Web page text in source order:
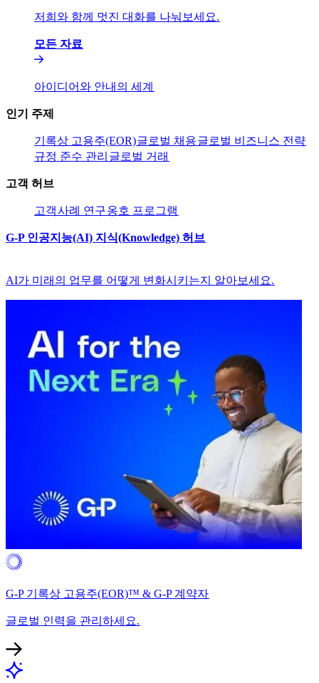
저희와 함께 멋진 대화를 나눠보세요.​​
모든 자료​​
아이디어와 안내의 세계​​
인기 주제​​
기록상 고용주(EOR)​​글로벌 채용​​글로벌 비즈니스 전략​​
규정 준수 관리​​ 글로벌 거래​​
고객 허브​​
고객​​사례 연구​​옹호 프로그램​​
G-P 인공지능(AI) 지식(Knowledge) 허브​​
AI가 미래의 업무를 어떻게 변화시키는지 알아보세요.​​
G-P 기록상 고용주(EOR)™ & G-P 계약자​​
글로벌 인력을 관리하세요.​​